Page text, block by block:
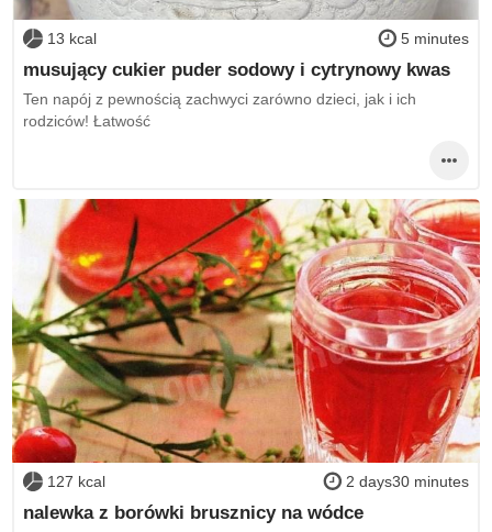
13 kcal 5 minutes
musujący cukier puder sodowy i cytrynowy kwas
Ten napój z pewnością zachwyci zarówno dzieci, jak i ich
rodziców! Łatwość
127 kcal 2 days30 minutes
nalewka z borówki brusznicy na wódce